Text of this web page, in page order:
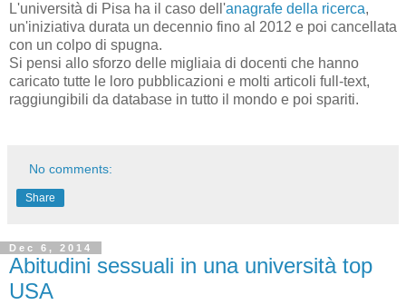
L'università di Pisa ha il caso dell'anagrafe della ricerca,
un'iniziativa durata un decennio fino al 2012 e poi cancellata
con un colpo di spugna.
Si pensi allo sforzo delle migliaia di docenti che hanno
caricato tutte le loro pubblicazioni e molti articoli full-text,
raggiungibili da database in tutto il mondo e poi spariti.
No comments:
Share
Dec 6, 2014
Abitudini sessuali in una università top
USA